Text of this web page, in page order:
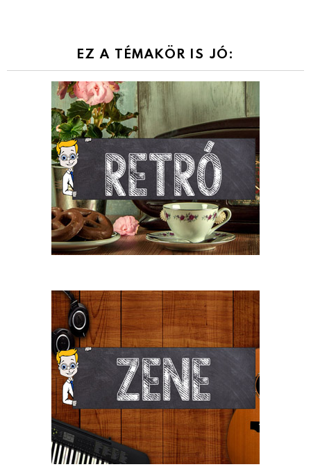
EZ A TÉMAKÖR IS JÓ: